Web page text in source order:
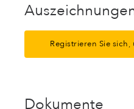
Registrieren Sie sich,
Dokumente